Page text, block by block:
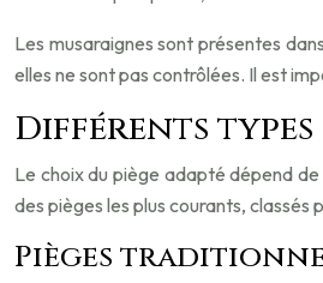
Les musaraignes sont présentes
elles ne sont pas contrôlées. Il est
Différents types
Le choix du piège adapté dépend
des pièges les plus courants, classés
Pièges